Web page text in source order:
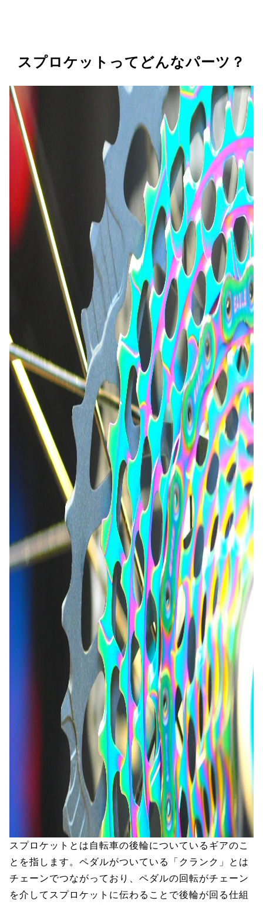
スプロケットってどんなパーツ？
スプロケットとは自転車の後輪についているギアのこ
とを指します。ペダルがついている「クランク」とは
チェーンでつながっており、ペダルの回転がチェーン
を介してスプロケットに伝わることで後輪が回る仕組